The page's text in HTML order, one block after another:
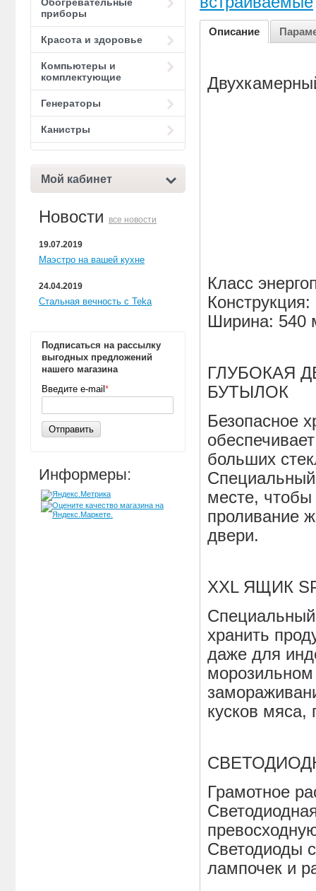
приборы
Красота и здоровье
Компьютеры и
комплектующие
Генераторы
Канистры
Мой кабинет
Новости все новости
19.07.2019
Маэстро на вашей кухне
24.04.2019
Стальная вечность с Teka
Подписаться на рассылку
выгодных предложений
нашего магазина
Введите e-mail *
Отправить
Информеры:
Описание
Класс
Ширина: 540
ГЛУБОКАЯ
БУТЫЛОК
Безопасное
больших
Специальный
месте, чтобы
проливание
двери.
XXL ЯЩИК
хранить
даже для
кусков мяса,
Грамотное
Светодиоды
лампочек и